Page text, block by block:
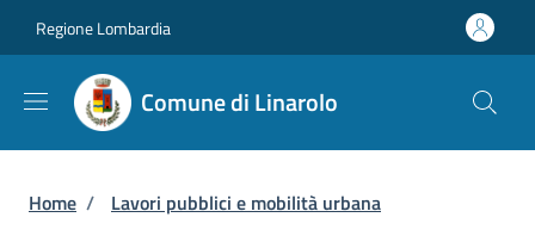
Regione Lombardia
Comune di Linarolo
Briciole di pane
Home / Lavori pubblici e mobilità urbana